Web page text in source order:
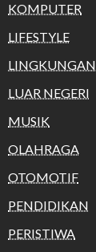
KOMPUTER
LIFESTYLE
LINGKUNGAN
LUAR NEGERI
MUSIK
OLAHRAGA
OTOMOTIF
PENDIDIKAN
PERISTIWA